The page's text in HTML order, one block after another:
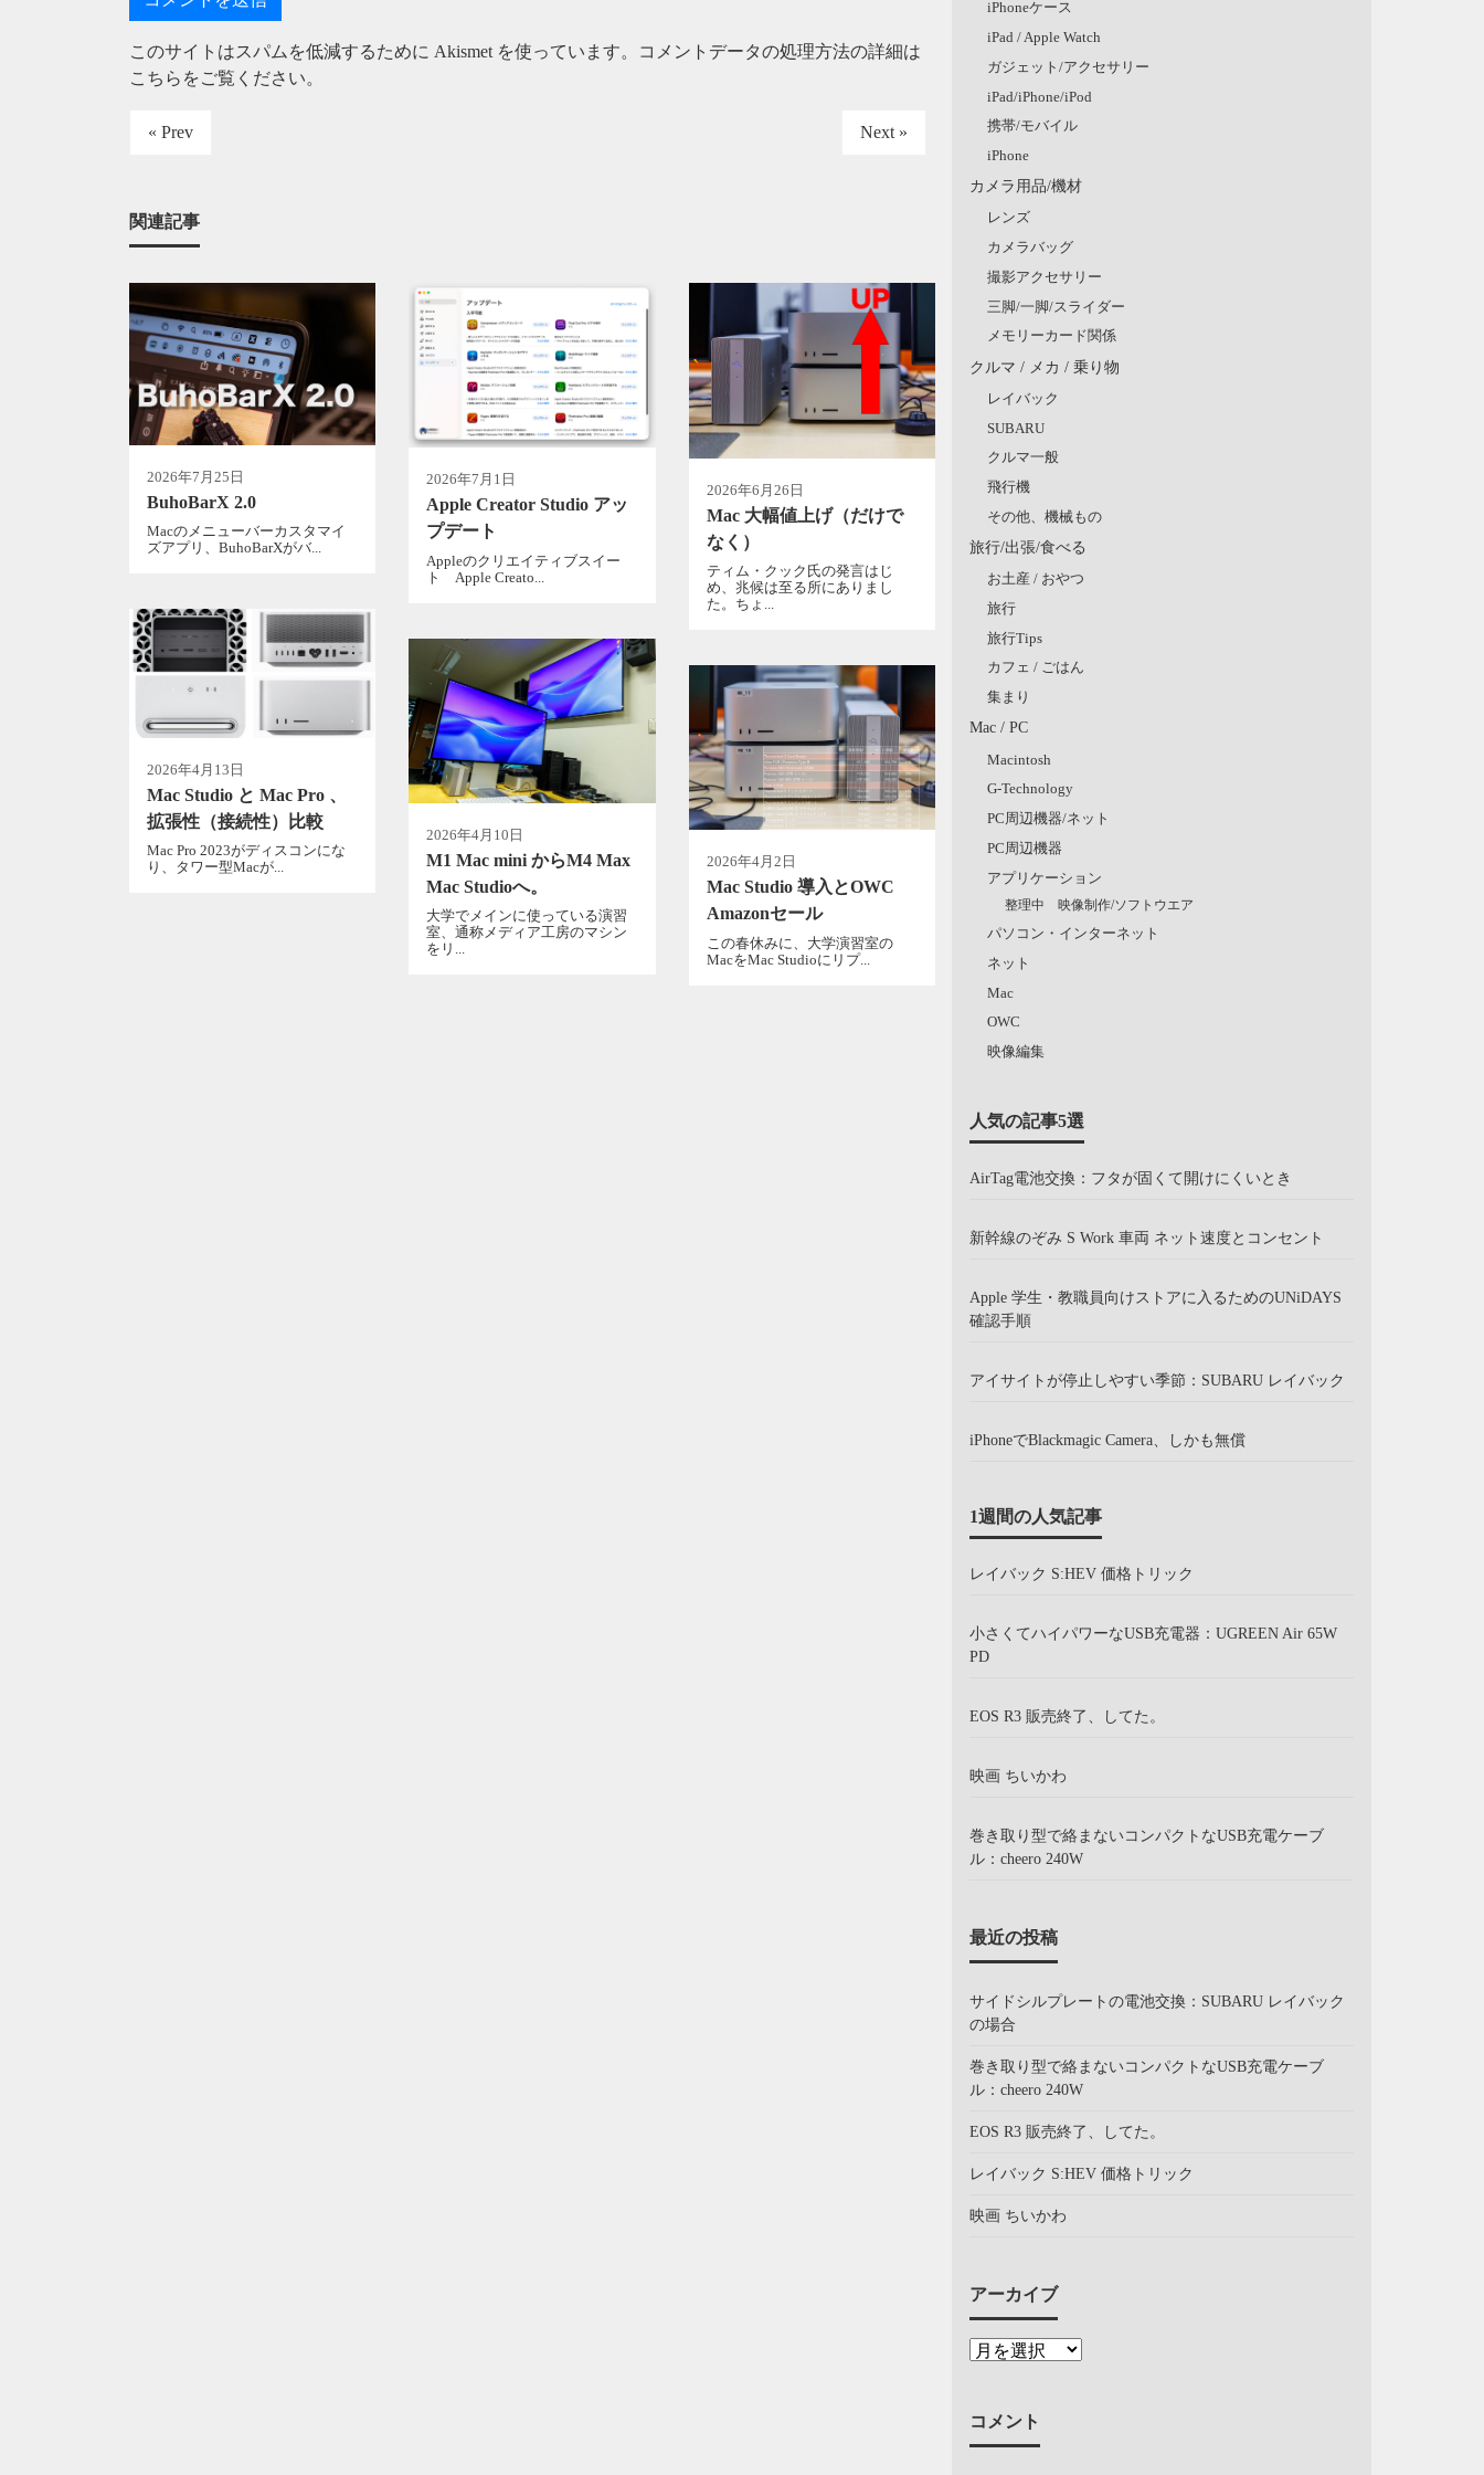
このサイトはスパムを低減するために Akismet を使っています。
コメントデータの処理方法の詳細は
こちらをご覧ください。
« Prev Next »
関連記事
2026年7月25日
BuhoBarX 2.0
Macのメニューバーカスタマイ
ズアプリ、BuhoBarXがバ...
2026年7月1日
Apple Creator Studio アッ
プデート
Appleのクリエイティブスイー
ト Apple Creato...
2026年6月26日
Mac 大幅値上げ（だけで
なく）
ティム・クック氏の発言はじ
め、兆候は至る所にありまし
た。ちょ...
2026年4月13日
Mac Studio と Mac Pro 、
拡張性（接続性）比較
Mac Pro 2023がディスコンにな
り、タワー型Macが...
2026年4月10日
M1 Mac mini からM4 Max
Mac Studioへ。
大学でメインに使っている演習
室、通称メディア工房のマシン
をリ...
2026年4月2日
Mac Studio 導入とOWC
Amazonセール
この春休みに、大学演習室の
MacをMac Studioにリプ...
iPhoneケース
iPad / Apple Watch
ガジェット/アクセサリー
iPad/iPhone/iPod
携帯/モバイル
iPhone
カメラ用品/機材
レンズ
カメラバッグ
撮影アクセサリー
三脚/一脚/スライダー
メモリーカード関係
クルマ / メカ / 乗り物
レイバック
SUBARU
クルマ一般
飛行機
その他、機械もの
旅行/出張/食べる
お土産 / おやつ
旅行
旅行Tips
カフェ / ごはん
集まり
Mac / PC
Macintosh
G-Technology
PC周辺機器/ネット
PC周辺機器
アプリケーション
整理中 映像制作/ソフトウエア
パソコン・インターネット
ネット
Mac
OWC
映像編集
人気の記事5選
AirTag電池交換：フタが固くて開けにくいとき
新幹線のぞみ S Work 車両 ネット速度とコンセント
Apple 学生・教職員向けストアに入るためのUNiDAYS
確認手順
アイサイトが停止しやすい季節：SUBARU レイバック
iPhoneでBlackmagic Camera、しかも無償
1週間の人気記事
レイバック S:HEV 価格トリック
小さくてハイパワーなUSB充電器：UGREEN Air 65W
PD
EOS R3 販売終了、してた。
映画 ちいかわ
巻き取り型で絡まないコンパクトなUSB充電ケーブ
ル：cheero 240W
最近の投稿
サイドシルプレートの電池交換：SUBARU レイバック
の場合
巻き取り型で絡まないコンパクトなUSB充電ケーブ
ル：cheero 240W
EOS R3 販売終了、してた。
レイバック S:HEV 価格トリック
映画 ちいかわ
アーカイブ
コメント